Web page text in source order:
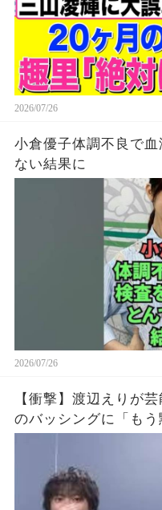
2026/07/26
小倉優子体調不良で
ない結果に
2026/07/26
【衝撃】渡辺えりが
のバッシングに「も